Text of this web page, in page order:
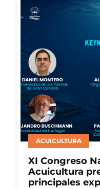
ACUICULTURA
XI Congreso
Acuicultura
principales